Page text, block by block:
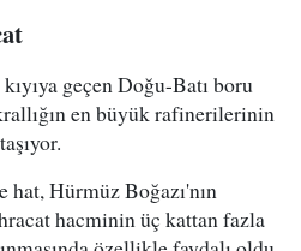
geçen Doğu-Batı boru
en büyük rafinerilerinin
Hürmüz Boğazı'nın
hacminin üç kattan fazla